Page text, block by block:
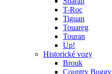
T-Roc
Tiguan
Touareg
Touran
Up!
Historické vozy
Brouk
Country Buggy